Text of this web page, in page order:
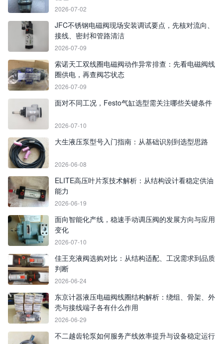
2026-07-02
JFC不锈钢电磁阀现场安装调试要点，先核对流向、
接线、密封和管路清洁
2026-07-09
索诺天工双线圈电磁阀动作异常排查：先看电磁阀线
圈供电，再查阀芯状态
2026-07-09
面对不同工况，Festo气缸选型需关注哪些关键条件
2026-07-10
大生液压泵型号入门指南：从基础识别到选型思路
2026-06-08
ELITE高压叶片泵技术解析：从结构设计看稳定供油
能力
2026-06-19
面向智能化产线，稳速手动调压阀的发展方向与应用
变化
2026-07-10
佳王充液阀选购对比：从结构适配、工况需求到品质
判断
2026-06-24
东京计器液压电磁阀线圈结构解析：绕组、骨架、外
壳与接线端子各有什么作用
2026-06-29
不二越齿轮泵如何服务产线效率提升与设备稳定运行